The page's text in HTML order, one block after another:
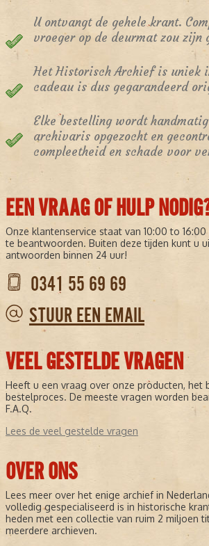
U ontvangt de gehele krant.
vroeger op de deurmat zou zijn
Het Historisch Archief is uniek
cadeau is dus gegarandeerd
Elke bestelling wordt
archivaris opgezocht en
compleetheid en schade voor
EEN VRAAG OF HULP
Onze klantenservice staat van 10:00 to
te beantwoorden. Buiten deze tijden kunt u
antwoorden binnen 24 uur!
0341 55 69 69
STUUR EEN EMAIL
VEEL GESTELDE VRAGEN
Heeft u een vraag over onze producten, het
bestelproces. De meeste vragen worden
F.A.Q.
Lees de veel gestelde vragen
OVER ONS
Lees meer over het enige archief in
volledig gespecialiseerd is in historische
heden met een collectie van ruim 2 miljoen
meerdere archieven.